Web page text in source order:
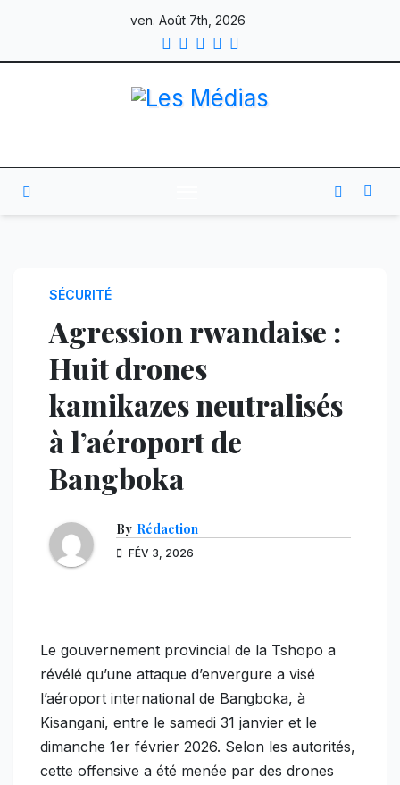
content
ven. Août 7th, 2026
SÉCURITÉ
Agression rwandaise :
Huit drones
kamikazes neutralisés
à l’aéroport de
Bangboka
By Rédaction
FÉV 3, 2026
Le gouvernement provincial de la Tshopo a
révélé qu’une attaque d’envergure a visé
l’aéroport international de Bangboka, à
Kisangani, entre le samedi 31 janvier et le
dimanche 1er février 2026. Selon les autorités,
cette offensive a été menée par des drones